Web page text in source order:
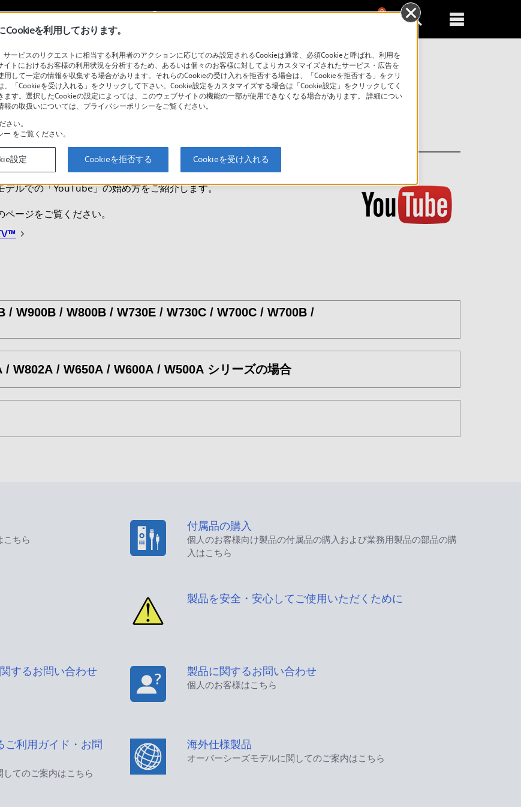
0
検索
ル 「YouTube」 の始め方
ルでの「YouTube」の始め方をご紹介します。
ージをご覧ください。
/ W900B / W800B / W730E / W730C / W700C / W700B /
W802A / W650A / W600A / W500A シリーズの場合
こちら
付属品の購入
個人のお客様向け製品の付属品の購入および業務用製品の部品の購
入はこちら
製品を安全・安心してご使用いただくために
するお問い合わせ 製品に関するお問い合わせ
個人のお客様はこちら
ご利用ガイド・お問
てのご案内はこちら
海外仕様製品
オーバーシーズモデルに関してのご案内はこちら
を利用しております。
ービスのリクエストに相当する利用者のアクションに応じてのみ設定されるCookieは通常、必須Cookieと呼ばれ、利用を
トにおけるお客様の利用状況を分析するため、あるいは個々のお客様に対してよりカスタマイズされたサービス・広告を
して一定の情報を収集する場合があります。それらのCookieの受け入れを拒否する場合は、「Cookieを拒否する」をクリ
「Cookieを受け入れる」をクリックして下さい。Cookie設定をカスタマイズする場合は「Cookie設定」をクリックしてく
す。選択したCookieの設定によっては、このウェブサイトの機能の一部が使用できなくなる場合があります。 詳細につい
の取扱いについては、プライバシーポリシーをご覧ください。
さい。
ー をご覧ください。
設定 Cookieを拒否する Cookieを受け入れる